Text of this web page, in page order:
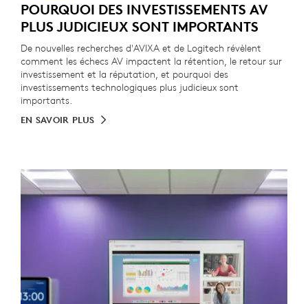
POURQUOI DES INVESTISSEMENTS AV
PLUS JUDICIEUX SONT IMPORTANTS
De nouvelles recherches d'AVIXA et de Logitech révèlent
comment les échecs AV impactent la rétention, le retour sur
investissement et la réputation, et pourquoi des
investissements technologiques plus judicieux sont
importants.
EN SAVOIR PLUS